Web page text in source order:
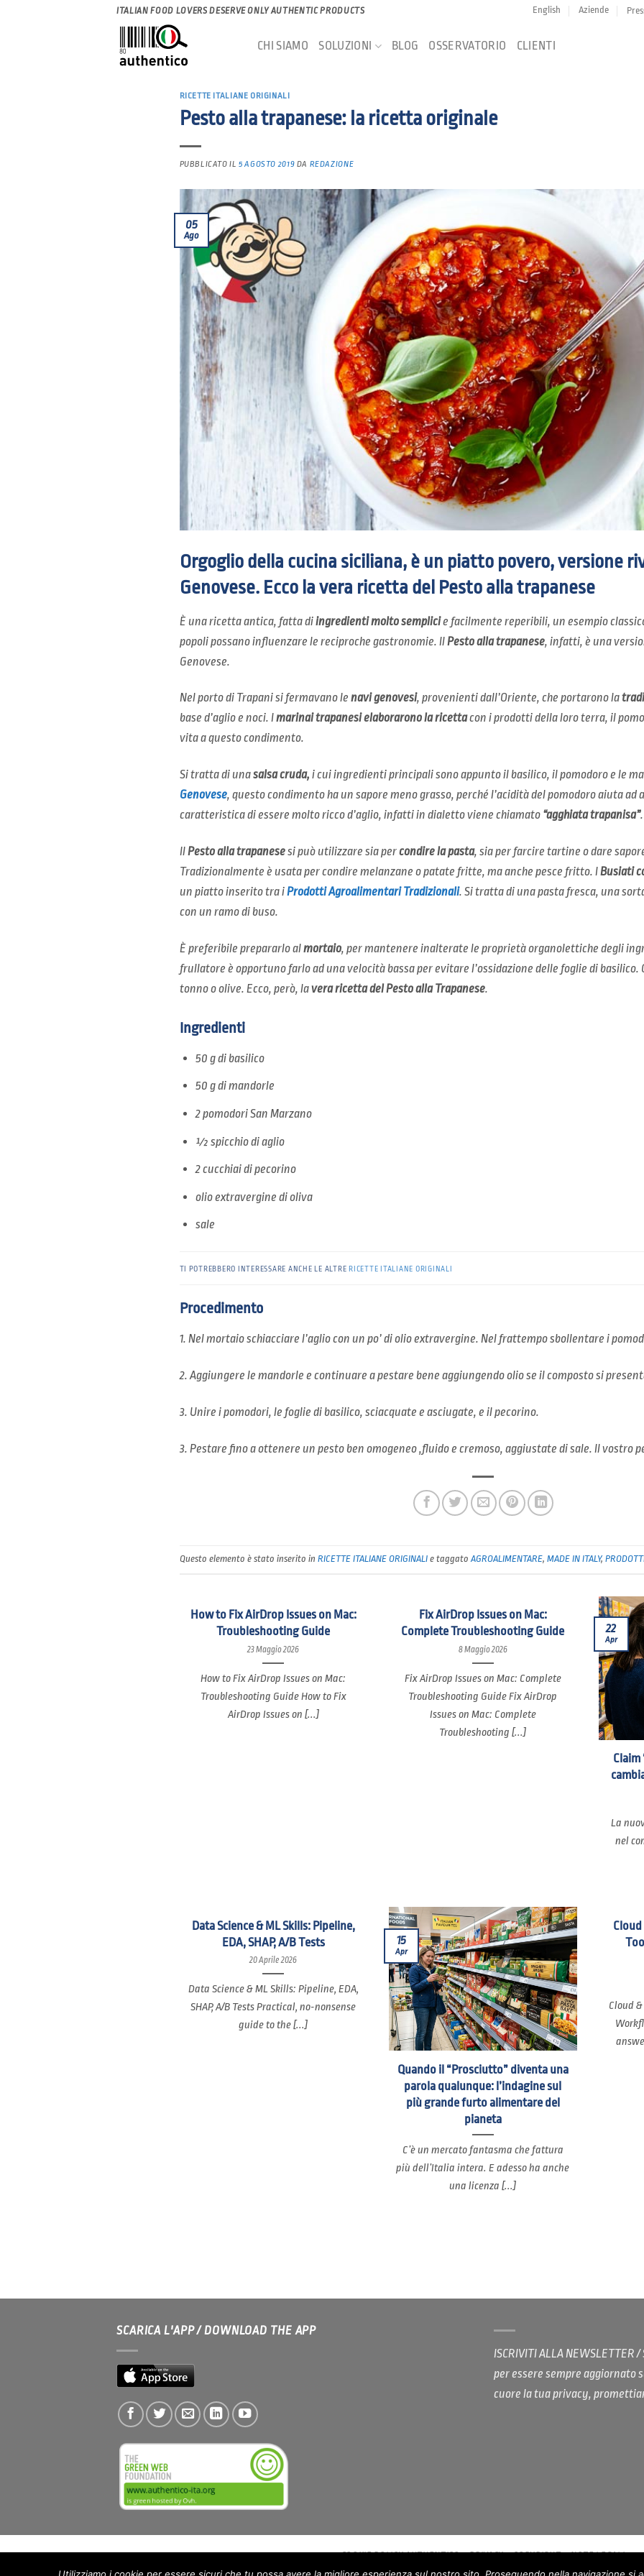
ITALIAN FOOD LOVERS DESERVE ONLY AUTHENTIC PRODUCTS English Aziende
CHI SIAMO SOLUZIONI BLOG OSSERVATORIO CLIENTI
RICETTE ITALIANE ORIGINALI
Pesto alla trapanese: la ricetta originale
PUBBLICATO IL5 AGOSTO 2019 DA REDAZIONE
05
Ago
Orgoglio della cucina siciliana, è un piatto povero, versione
Genovese. Ecco la vera ricetta del Pesto alla trapanese
È una ricetta antica, fatta diingredienti molto semplicie facilmente reperibili, un esempio
popoli possano influenzare le reciproche gastronomie. IlPesto alla trapanese, infatti, è una
Genovese.
Nel porto di Trapani si fermavano le navi genovesi, provenienti dall’Oriente, che portarono la
base d’aglio e noci. Imarinai trapanesi elaborarono la ricettacon i prodotti della loro terra, il
vita a questo condimento.
Si tratta di unasalsa cruda, i cui ingredienti principali sono appunto il basilico, il pomodoro e le
Genovese, questo condimento ha un sapore meno grasso, perché l’acidità del pomodoro aiuta ad
caratteristica di essere molto ricco d’aglio, infatti in dialetto viene chiamato “agghiata trapanisa”.
IlPesto alla trapanesesi può utilizzare sia percondire la pasta, sia per farcire tartine o dare
Tradizionalmente è usata per condire melanzane o patate fritte, ma anche pesce fritto. IBusiati
un piatto inserito tra iProdotti Agroalimentari Tradizionali. Si tratta di una pasta fresca, una
con un ramo di buso.
È preferibile prepararlo almortaio, per mantenere inalterate le proprietà organolettiche degli
frullatore è opportuno farlo ad una velocità bassa per evitare l’ossidazione delle foglie di basilico.
tonno o olive. Ecco, però, lavera ricetta del Pesto alla Trapanese.
Ingredienti
50 g di basilico
50 g di mandorle
2 pomodori San Marzano
½ spicchio di aglio
2 cucchiai di pecorino
olio extravergine di oliva
sale
TI POTREBBERO INTERESSARE ANCHE LE ALTRE RICETTE ITALIANE ORIGINALI
Procedimento
1. Nel mortaio schiacciare l’aglio con un po’ di olio extravergine. Nel frattempo sbollentare i
2. Aggiungere le mandorle e continuare a pestare bene aggiungendo olio se il composto si
3. Unire i pomodori, le foglie di basilico, sciacquate e asciugate, e il pecorino.
3. Pestare fino a ottenere un pesto ben omogeneo ,fluido e cremoso, aggiustate di sale. Il vostro
Questo elemento è stato inserito in RICETTE ITALIANE ORIGINALIe taggatoAGROALIMENTARE, MADE IN ITALY,
How to Fix AirDrop Issues on Mac:
Troubleshooting Guide
23 Maggio 2026
How to Fix AirDrop Issues on Mac:
Troubleshooting Guide How to Fix
AirDrop Issues on [...]
Fix AirDrop Issues on Mac:
Complete Troubleshooting Guide
8 Maggio 2026
Fix AirDrop Issues on Mac: Complete
Troubleshooting Guide Fix AirDrop
Issues on Mac: Complete
Troubleshooting [...]
Claim
La
nel
22
Apr
Data Science & ML Skills: Pipeline,
EDA, SHAP, A/B Tests
20 Aprile 2026
Data Science & ML Skills: Pipeline, EDA,
SHAP, A/B Tests Practical, no-nonsense
guide to the [...]
Quando il “Prosciutto” diventa una
parola qualunque: l’indagine sul
più grande furto alimentare del
pianeta
C’è un mercato fantasma che fattura
più dell’Italia intera. E adesso ha anche
una licenza [...]
15
Apr
Cloud
SCARICA L'APP / DOWNLOAD THE APP
ISCRIVITI ALLA NEWSLETTER
per essere sempre aggiornato
cuore la tua privacy,
COOKIE POLICY AUTHENTICO PRIVACY COPYRIGHT NOTE LEGALI
Utilizziamo i cookie per essere sicuri che tu possa avere la migliore esperienza sul nostro sito. Proseguendo nella navigazione si